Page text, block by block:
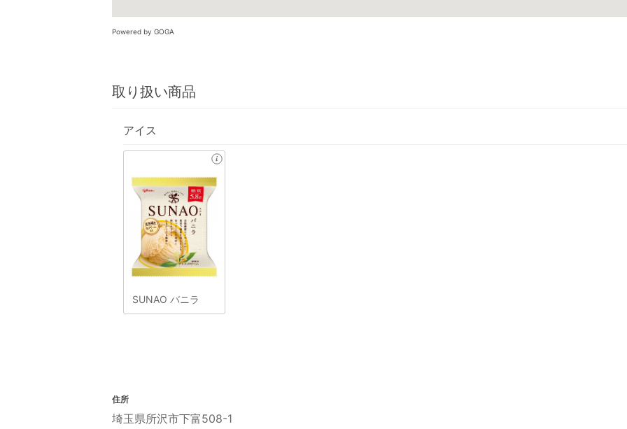
Powered by GOGA
取り扱い商品
アイス
SUNAO バニラ
住所
埼玉県所沢市下富508-1